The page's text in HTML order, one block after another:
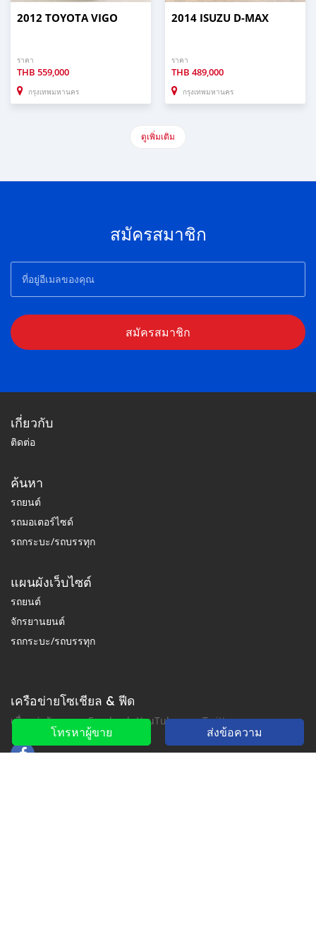
โทรหาผู้ขาย ส่งข้อความ
2012 TOYOTA VIGO
ราคา
THB 559,000
กรุงเทพมหานคร
2014 ISUZU D-MAX
ราคา
THB 489,000
กรุงเทพมหานคร
ดูเพิ่มเติม
สมัครสมาชิก
สมัครสมาชิก
เกี่ยวกับ
ติดต่อ
ค้นหา
รถยนต์
รถมอเตอร์ไซด์
รถกระบะ/รถบรรทุก
แผนผังเว็บไซต์
รถยนต์
จักรยานยนต์
รถกระบะ/รถบรรทุก
เครือข่ายโซเชียล & ฟีด
เชื่อมต่อกับเราบน Facebook, YouTube และ Twitter